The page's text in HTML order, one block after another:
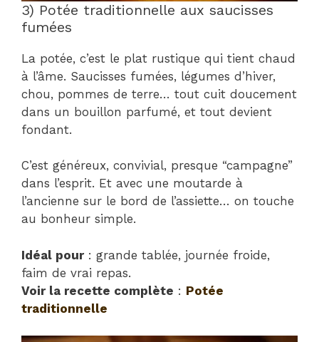
3) Potée traditionnelle aux saucisses
fumées
La potée, c’est le plat rustique qui tient chaud
à l’âme. Saucisses fumées, légumes d’hiver,
chou, pommes de terre… tout cuit doucement
dans un bouillon parfumé, et tout devient
fondant.
C’est généreux, convivial, presque “campagne”
dans l’esprit. Et avec une moutarde à
l’ancienne sur le bord de l’assiette… on touche
au bonheur simple.
Idéal pour: grande tablée, journée froide,
faim de vrai repas.
Voir la recette complète : Potée
traditionnelle